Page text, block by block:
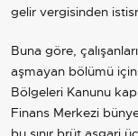
gelir vergisinden
Buna göre,
aşmayan bölümü
Bölgeleri Kanunu
Finans Merkezi